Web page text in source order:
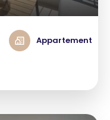
Appartement